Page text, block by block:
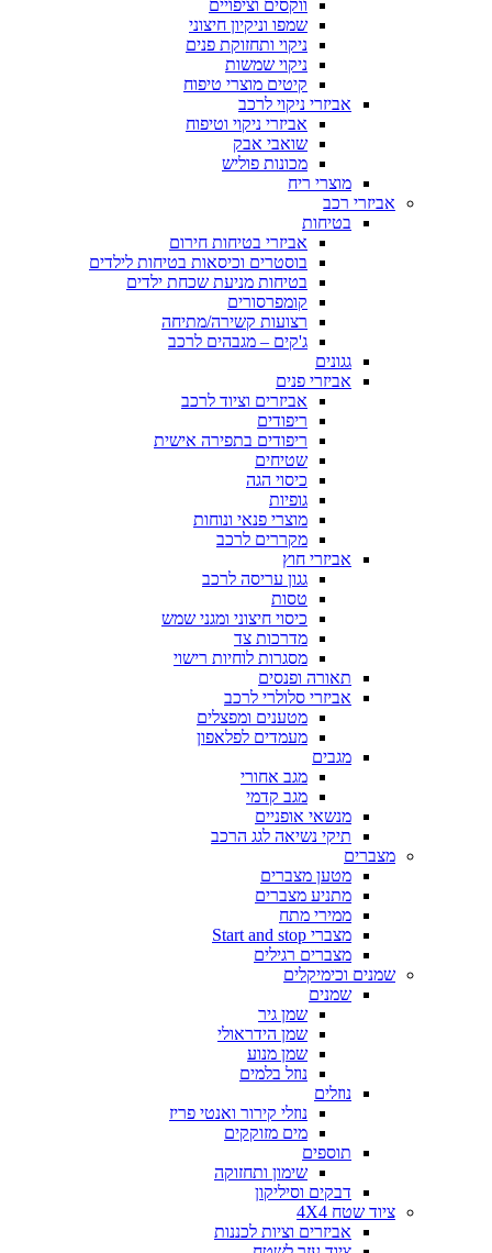
ווקסים וציפויים
שמפו וניקיון חיצוני
ניקוי ותחזוקת פנים
ניקוי שמשות
קיטים מוצרי טיפוח
אביזרי ניקוי לרכב
אביזרי ניקוי וטיפוח
שואבי אבק
מכונות פוליש
מוצרי ריח
אביזרי רכב
בטיחות
אביזרי בטיחות חירום
בוסטרים וכיסאות בטיחות לילדים
בטיחות מניעת שכחת ילדים
קומפרסורים
רצועות קשירה/מתיחה
ג'קים – מגבהים לרכב
גגונים
אביזרי פנים
אביזרים וציוד לרכב
ריפודים
ריפודים בתפירה אישית
שטיחים
כיסוי הגה
גופיות
מוצרי פנאי ונוחות
מקררים לרכב
אביזרי חוץ
גגון עריסה לרכב
טסות
כיסוי חיצוני ומגני שמש
מדרכות צד
מסגרות לוחיות רישוי
תאורה ופנסים
אביזרי סלולרי לרכב
מטענים ומפצלים
מעמדים לפלאפון
מגבים
מגב אחורי
מגב קדמי
מנשאי אופניים
תיקי נשיאה לגג הרכב
מצברים
מטען מצברים
מתניע מצברים
ממירי מתח
מצברי Start and stop
מצברים רגילים
שמנים וכימיקלים
שמנים
שמן גיר
שמן הידראולי
שמן מנוע
נוזל בלמים
נוזלים
נוזלי קירור ואנטי פריז
מים מזוקקים
תוספים
שימון ותחזוקה
דבקים וסיליקון
ציוד שטח 4X4
אביזרים וציות לכננות